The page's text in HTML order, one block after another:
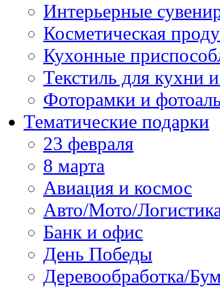
Интерьерные
Косметическая
Кухонные
Текстиль для кухни
Фоторамки и
Тематические подарки
23 февраля
8 марта
Авиация и космос
Авто/Мото/
Банк и офис
День Победы
Деревообработка/